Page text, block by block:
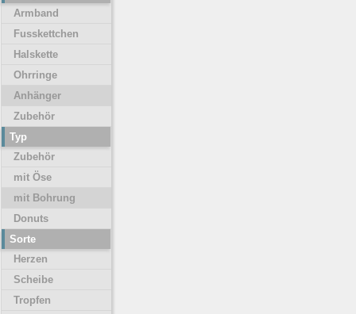
Armband
Fusskettchen
Halskette
Ohrringe
Anhänger
Zubehör
Typ
Zubehör
mit Öse
mit Bohrung
Donuts
Sorte
Herzen
Scheibe
Tropfen